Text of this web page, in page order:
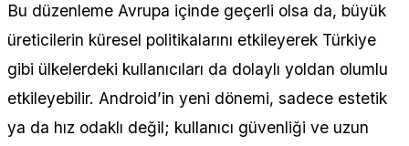
Bu düzenleme Avrupa içinde geçerli olsa da, büyük
üreticilerin küresel politikalarını etkileyerek Türkiye
gibi ülkelerdeki kullanıcıları da dolaylı yoldan olumlu
etkileyebilir. Android’in yeni dönemi, sadece estetik
ya da hız odaklı değil; kullanıcı güvenliği ve uzun